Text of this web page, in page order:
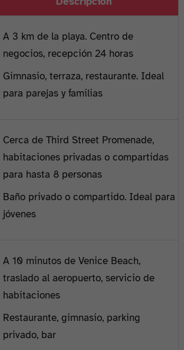
A 3 km de la playa. Centro de
negocios, recepción 24 horas
Gimnasio, terraza, restaurante. Ideal
para parejas y familias
Cerca de Third Street Promenade,
habitaciones privadas o compartidas
para hasta 8 personas
Baño privado o compartido. Ideal para
jóvenes
A 10 minutos de Venice Beach,
traslado al aeropuerto, servicio de
habitaciones
Restaurante, gimnasio, parking
privado, bar